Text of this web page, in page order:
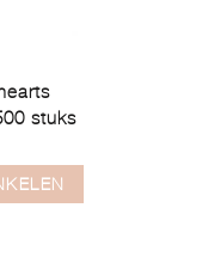
stuks